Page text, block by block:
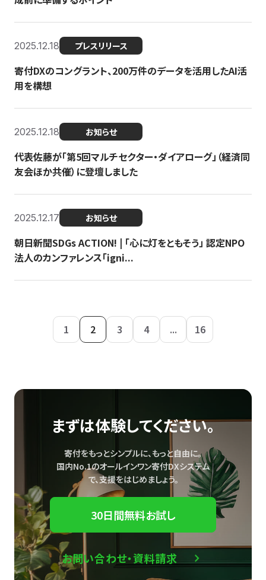
2025.12.18 プレスリリース
寄付DXのコングラント、200万件のデータを活用したAI活
用を構想
2025.12.18 お知らせ
代表佐藤が「第5回マルチセクター・ダイアローグ」（経済同
友会ほか共催）に登壇しました
2025.12.17 お知らせ
朝日新聞SDGs ACTION! | 「心に灯をともそう」 認定NPO
法人のカンファレンス「igni...
1 2 3 4 ... 16
まずは体験してください。
寄付をもっとシンプルに、もっと自由に。
国内No.1のオールインワン寄付DXシステム
で、支援をはじめましょう。
30日間無料お試し
お問い合わせ・資料請求